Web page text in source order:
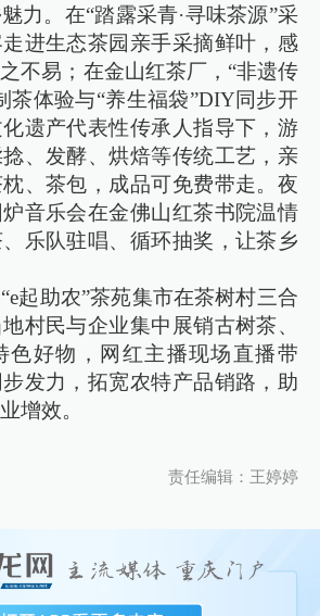
力。在“踏露采青·寻味茶源”采
进生态茶园亲手采摘鲜叶，感
不易；在金山红茶厂，“非遗传
茶体验与“养生福袋”DIY同步开
遗产代表性传承人指导下，游
、发酵、烘焙等传统工艺，亲
、茶包，成品可免费带走。夜
音乐会在金佛山红茶书院温情
乐队驻唱、循环抽奖，让茶乡
起助农”茶苑集市在茶树村三合
村民与企业集中展销古树茶、
色好物，网红主播现场直播带
发力，拓宽农特产品销路，助
增效。
责任编辑：王婷婷